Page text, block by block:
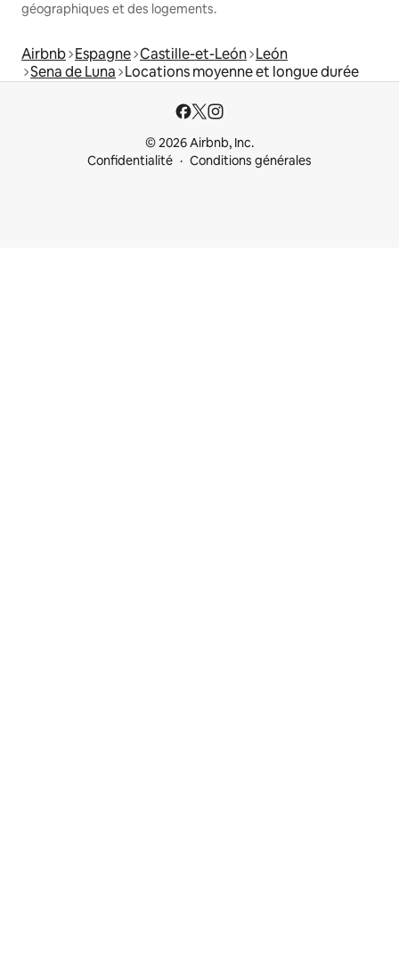
géographiques et des logements.
Airbnb Espagne Castille-et-León León
Sena de Luna Locations moyenne et longue durée
© 2026 Airbnb, Inc.
Confidentialité
Conditions générales